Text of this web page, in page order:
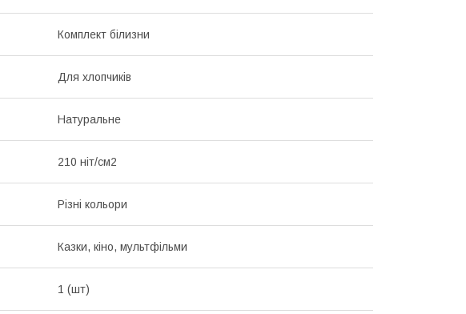
Комплект білизни
Для хлопчиків
Натуральне
210 ніт/см2
Різні кольори
Казки, кіно, мультфільми
1 (шт)